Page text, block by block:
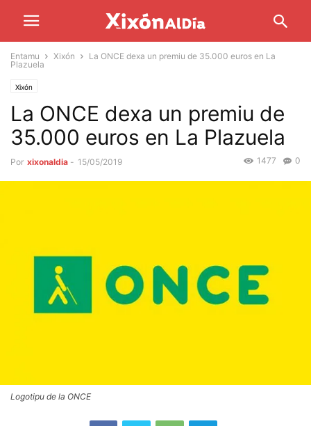
Entamu Xixón
La ONCE dexa un premiu de 35.000 euros en La
Plazuela
Xixón
La ONCE dexa un premiu de
35.000 euros en La Plazuela
Por xixonaldia - 15/05/2019 0
1477
Logotipu de la ONCE